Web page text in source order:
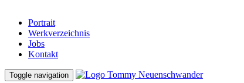
Portrait
Werkverzeichnis
Jobs
Kontakt
Toggle navigation